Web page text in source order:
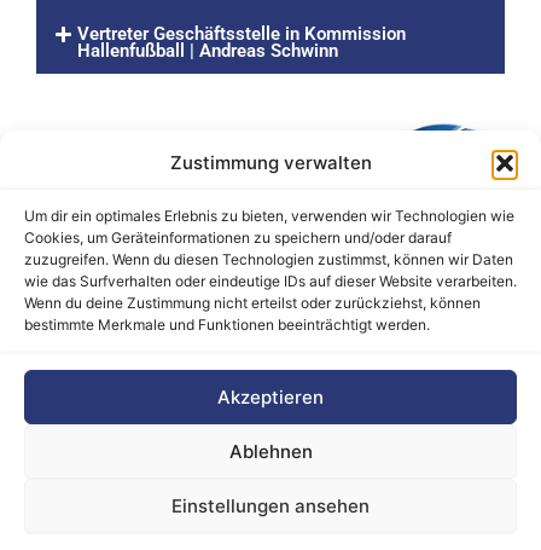
Zustimmung verwalten
Um dir ein optimales Erlebnis zu bieten, verwenden wir Technologien wie
Cookies, um Geräteinformationen zu speichern und/oder darauf
zuzugreifen. Wenn du diesen Technologien zustimmst, können wir Daten
wie das Surfverhalten oder eindeutige IDs auf dieser Website verarbeiten.
Wenn du deine Zustimmung nicht erteilst oder zurückziehst, können
bestimmte Merkmale und Funktionen beeinträchtigt werden.
Akzeptieren
Ablehnen
Einstellungen ansehen
Vertreter Geschäftsstelle in Kommission
Hallenfußball | Andreas Schwinn
Barrierefreiheitserklärung
Cookie-Richtlinie (EU)
Datenschutz
Impressum